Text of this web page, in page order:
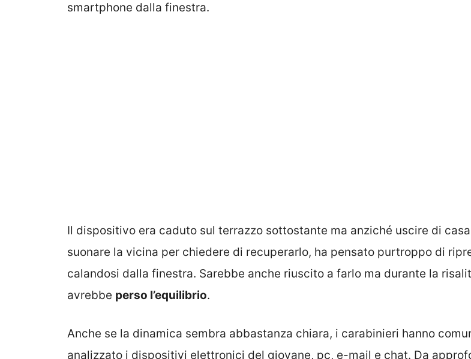
smartphone dalla finestra.
Il dispositivo era caduto sul terrazzo sottostante ma anziché uscire di
suonare la vicina per chiedere di recuperarlo, ha pensato purtroppo di
calandosi dalla finestra. Sarebbe anche riuscito a farlo ma durante la
avrebbe perso l’equilibrio.
Anche se la dinamica sembra abbastanza chiara, i carabinieri hanno
analizzato i dispositivi elettronici del giovane, pc, e-mail e chat. Da